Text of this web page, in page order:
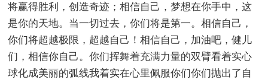
将赢得胜利，创造奇迹；相信自己，梦想在你手中，这
是你的天地。当一切过去，你们将是第一。相信自己，
你们将超越极限，超越自己！相信自己，加油吧，健儿
们，相信你自己。你们挥舞着充满力量的双臂看着实心
球化成美丽的弧线我着实在心里佩服你们你们抛出了自